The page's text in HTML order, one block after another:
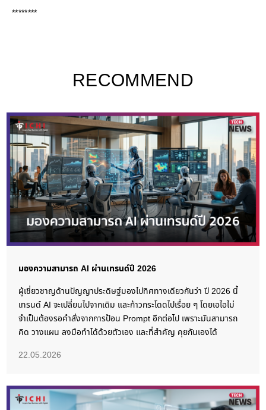
********
RECOMMEND
มองความสามารถ AI ผ่านเทรนด์ปี 2026
ผู้เชี่ยวชาญด้านปัญญาประดิษฐ์มองไปทิศทางเดียวกันว่า ปี 2026 นี้
เทรนด์ AI จะเปลี่ยนไปจากเดิม และก้าวกระโดดไปเรื่อย ๆ โดยเอไอไม่
จำเป็นต้องรอคำสั่งจากการป้อน Prompt อีกต่อไป เพราะมันสามารถ
คิด วางแผน ลงมือทำได้ด้วยตัวเอง และที่สำคัญ คุยกันเองได้
22.05.2026